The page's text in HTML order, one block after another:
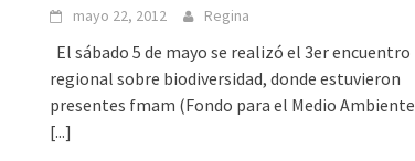
mayo 22, 2012 Regina
El sábado 5 de mayo se realizó el 3er encuentro
regional sobre biodiversidad, donde estuvieron
presentes fmam (Fondo para el Medio Ambiente
[...]